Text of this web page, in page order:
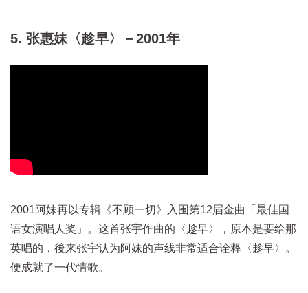
5. 张惠妹〈趁早〉－2001年
2001阿妹再以专辑《不顾一切》入围第12届金曲「最佳国
语女演唱人奖」。这首张宇作曲的〈趁早〉，原本是要给那
英唱的，後来张宇认为阿妹的声线非常适合诠释〈趁早〉。
便成就了一代情歌。